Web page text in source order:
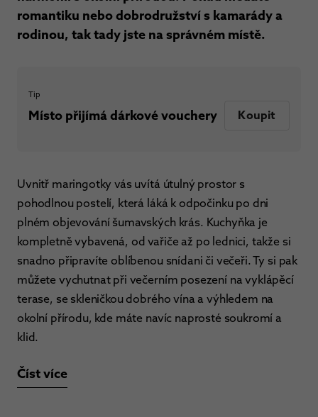
romantiku nebo dobrodružství s kamarády a
rodinou, tak tady jste na správném místě.
Tip
Místo přijímá dárkové vouchery Koupit
Uvnitř maringotky vás uvítá útulný prostor s
pohodlnou postelí, která láká k odpočinku po dni
plném objevování šumavských krás. Kuchyňka je
kompletně vybavená, od vařiče až po lednici, takže si
snadno připravíte oblíbenou snídani či večeři. Ty si pak
můžete vychutnat při večerním posezení na vyklápěcí
terase, se skleničkou dobrého vína a výhledem na
okolní přírodu, kde máte navíc naprosté soukromí a
klid.
Číst více